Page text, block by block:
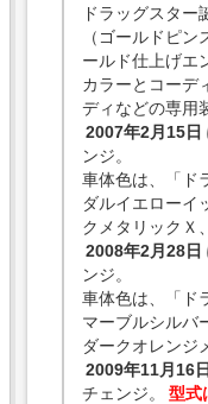
ドラッグスタ
（ゴールドピ
ールド仕上げエ
カラーとコーデ
ディなどの専用
2007年2月15日
ンジ。
車体色は、「ド
ダルイエローイ
クメタリックＸ
2008年2月28日
ンジ。
車体色は、「ド
マーブルシルバ
ダークオレンジ
2009年11月16日
チェンジ。
型式